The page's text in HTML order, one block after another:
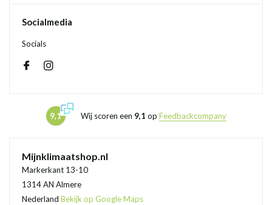
Socialmedia
Socials
9,1 Wij scoren een 9,1 op Feedbackcompany
Mijnklimaatshop.nl
Markerkant 13-10
1314 AN Almere
Nederland Bekijk op Google Maps